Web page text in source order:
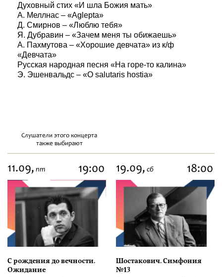
Духовный стих «И шла Божия мать»
А. Меллнас – «Aglepta»
Д. Смирнов – «Люблю тебя»
Я. Дубравин – «Зачем меня ты обижаешь»
А. Пахмутова – «Хорошие девчата» из к/ф
«Девчата»
Русская народная песня «На горе-то калина»
Э. Эшенвальдс – «O salutaris hostia»
Слушатели этого концерта
также выбирают
11.09, пт 19:00
С рождения до вечности.
Ожидание
19.09, сб 18:00
Шостакович. Симфония
№13